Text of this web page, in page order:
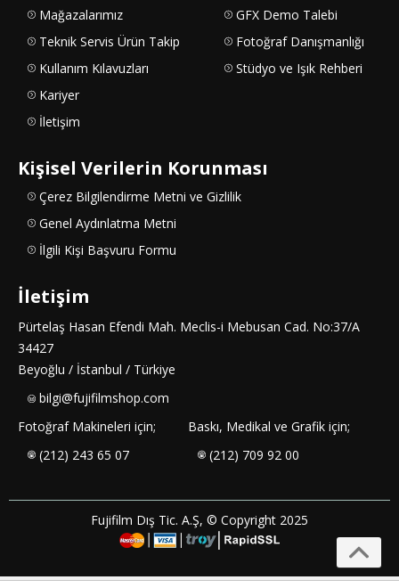
Mağazalarımız
Teknik Servis Ürün Takip
Kullanım Kılavuzları
Kariyer
İletişim
GFX Demo Talebi
Fotoğraf Danışmanlığı
Stüdyo ve Işık Rehberi
Kişisel Verilerin Korunması
Çerez Bilgilendirme Metni ve Gizlilik
Genel Aydınlatma Metni
İlgili Kişi Başvuru Formu
İletişim
Pürtelaş Hasan Efendi Mah. Meclis-i Mebusan Cad. No:37/A
34427
Beyoğlu / İstanbul / Türkiye
bilgi@fujifilmshop.com
Fotoğraf Makineleri için;
(212) 243 65 07
Baskı, Medikal ve Grafik için;
(212) 709 92 00
Fujifilm Dış Tic. A.Ş, © Copyright 2025